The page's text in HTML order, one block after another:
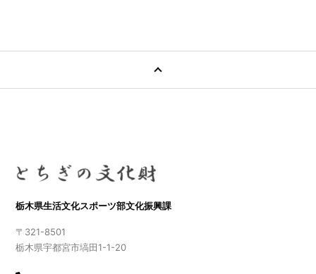
栃木県生活文化スポーツ部文化振興課
〒321-8501
栃木県宇都宮市塙田1-1-20